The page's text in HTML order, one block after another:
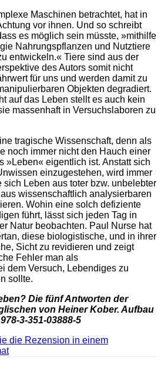
Maschinen betrachtet, hat in
vor ihnen. Und so schreibt
es möglich sein müsste, »mithilfe
Nahrungspflanzen und Nutztiere
entwickeln.« Tiere sind aus der
des Autors somit nicht
für uns und werden damit zu
Objekten degradiert.
auf das Leben stellt es auch kein
massenhaft in Versuchslaboren zu
tragische Wissenschaft, denn als
noch immer nicht den Hauch einer
»Leben« eigentlich ist. Anstatt sich
einzugestehen, wird immer
Leben aus toter bzw. unbelebter
wissenschaftlich analysierbaren
Wohin eine solch defiziente
führt, lässt sich jeden Tag in
Natur beobachten. Paul Nurse hat
diese biologistische, und in ihrer
Sicht zu revidieren und zeigt
Fehler man als
dem Versuch, Lebendiges zu
sollte.
Die fünf Antworten der
von Heiner Kober. Aufbau
3-351-03888-5
die Rezension in einem